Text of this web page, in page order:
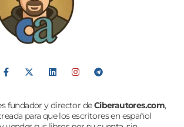
fundador y director deCiberautores.com,
para que los escritores en español